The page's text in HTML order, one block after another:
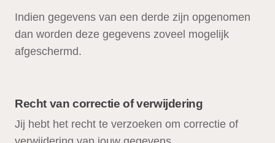
Indien gegevens van een derde zijn opgenomen
dan worden deze gegevens zoveel mogelijk
afgeschermd.
Recht van correctie of verwijdering
Jij hebt het recht te verzoeken om correctie of